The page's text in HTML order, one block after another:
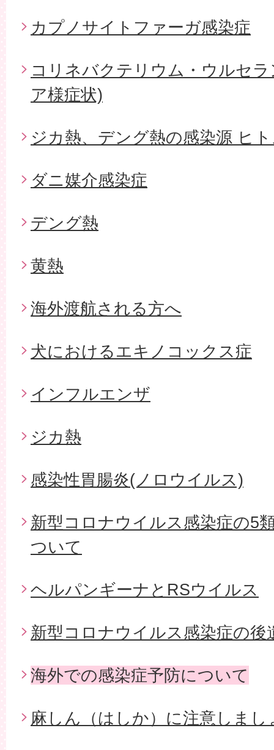
カプノサイトファーガ感染症
コリネバクテリウム・ウルセ
ア様症状)
ジカ熱、デング熱の感染源 ヒ
ダニ媒介感染症
デング熱
黄熱
海外渡航される方へ
犬におけるエキノコックス症
インフルエンザ
ジカ熱
感染性胃腸炎(ノロウイルス)
新型コロナウイルス感染症の5
ついて
ヘルパンギーナとRSウイルス
新型コロナウイルス感染症の後
海外での感染症予防について
麻しん（はしか）に注意しまし